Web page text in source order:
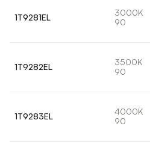
1T9281EL
3000K
90
1T9282EL
3500K
90
1T9283EL
4000K
90